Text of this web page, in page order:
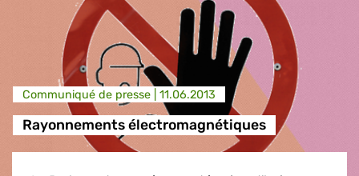
Communiqué de presse | 11.06.2013
Rayonnements électromagnétiques